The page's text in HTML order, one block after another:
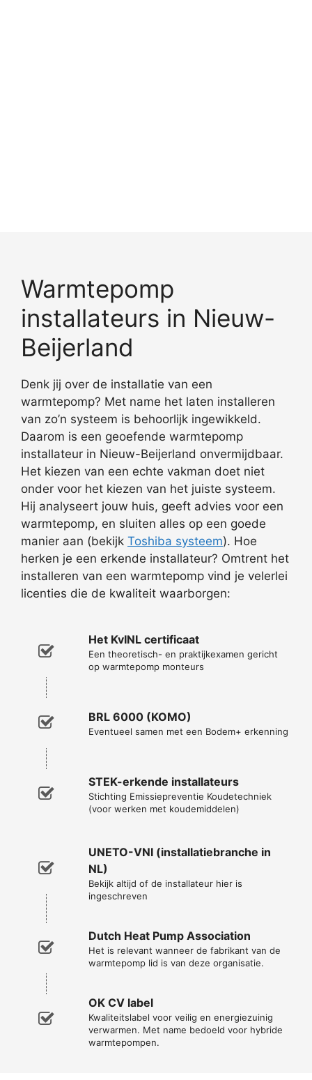
Warmtepomp
installateurs in Nieuw-
Beijerland
Denk jij over de installatie van een
warmtepomp? Met name het laten installeren
van zo’n systeem is behoorlijk ingewikkeld.
Daarom is een geoefende warmtepomp
installateur in Nieuw-Beijerland onvermijdbaar.
Het kiezen van een echte vakman doet niet
onder voor het kiezen van het juiste systeem.
Hij analyseert jouw huis, geeft advies voor een
warmtepomp, en sluiten alles op een goede
manier aan (bekijk Toshiba systeem). Hoe
herken je een erkende installateur? Omtrent het
installeren van een warmtepomp vind je velerlei
licenties die de kwaliteit waarborgen:
Het KvINL certificaat
Een theoretisch- en praktijkexamen gericht
op warmtepomp monteurs
BRL 6000 (KOMO)
Eventueel samen met een Bodem+ erkenning
STEK-erkende installateurs
Stichting Emissiepreventie Koudetechniek
(voor werken met koudemiddelen)
UNETO-VNI (installatiebranche in
NL)
Bekijk altijd of de installateur hier is
ingeschreven
Dutch Heat Pump Association
Het is relevant wanneer de fabrikant van de
warmtepomp lid is van deze organisatie.
OK CV label
Kwaliteitslabel voor veilig en energiezuinig
verwarmen. Met name bedoeld voor hybride
warmtepompen.